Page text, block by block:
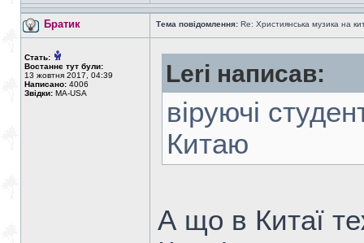
Братик Тема повідомлення: Re: Християнська музика на
Стать:
Востаннє тут були:
13 жовтня 2017, 04:39
Написано: 4006
Звідки: MA-USA
Leri написав:
віруючі
Китаю
А що в Китаї